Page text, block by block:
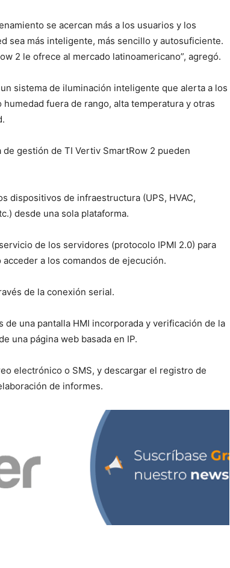
se acercan más a los usuarios y los
sea más inteligente, más sencillo y autosuficiente.
2 le ofrece al mercado latinoamericano”, agregó.
sistema de iluminación inteligente que alerta a los
fuera de rango, alta temperatura y otras
gestión de TI Vertiv SmartRow 2 pueden
dispositivos de infraestructura (UPS, HVAC,
desde una sola plataforma.
de los servidores (protocolo IPMI 2.0) para
a los comandos de ejecución.
de la conexión serial.
de una pantalla HMI incorporada y verificación de la
una página web basada en IP.
electrónico o SMS, y descargar el registro de
de informes.